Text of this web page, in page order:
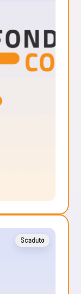
Scaduto